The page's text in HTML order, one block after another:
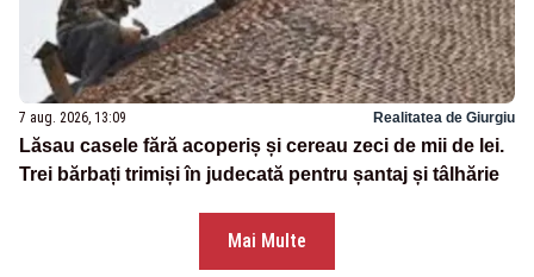
7 aug. 2026, 13:09 Realitatea de Giurgiu
Lăsau casele fără acoperiș și cereau zeci de mii de lei.
Trei bărbați trimiși în judecată pentru șantaj și tâlhărie
Mai Multe